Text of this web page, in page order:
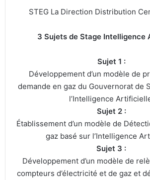
STEG La Direction Distribution
3 Sujets de Stage Intelligence
Sujet 1 :
Développement d’un modèle de
demande en gaz du Gouvernorat de
l’Intelligence
Sujet 2 :
Établissement d’un modèle de
gaz basé sur l’Intelligence
Sujet 3 :
Développement d’un modèle de
compteurs d’électricité et de gaz et